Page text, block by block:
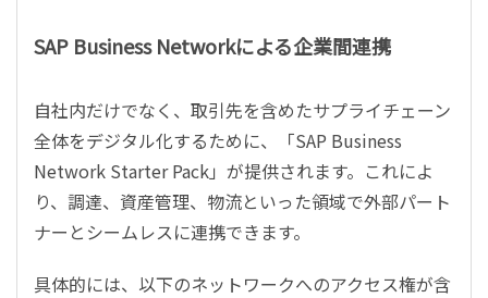
SAP Business Networkによる企業間連携
自社内だけでなく、取引先を含めたサプライチェーン
全体をデジタル化するために、「SAP Business
Network Starter Pack」が提供されます。これによ
り、調達、資産管理、物流といった領域で外部パート
ナーとシームレスに連携できます。
具体的には、以下のネットワークへのアクセス権が含